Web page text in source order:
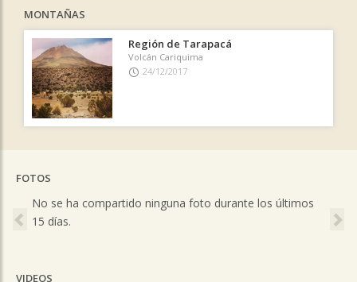
MONTAÑAS
Región de Tarapacá
Volcán Cariquima
24/12/2017
FOTOS
No se ha compartido ninguna foto durante los últimos
15 días.
Previous
VIDEOS